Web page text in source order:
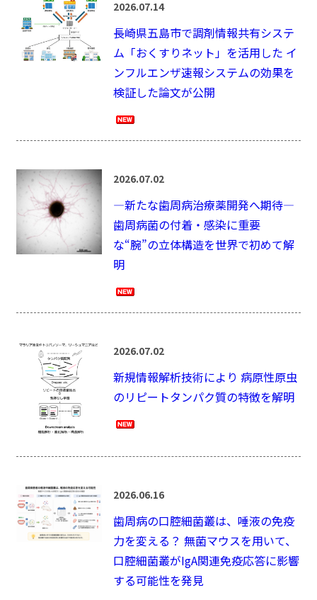
2026.07.14
長崎県五島市で調剤情報共有システ
ム「おくすりネット」を活用した イ
ンフルエンザ速報システムの効果を
検証した論文が公開
2026.07.02
―新たな歯周病治療薬開発へ期待―
歯周病菌の付着・感染に重要
な“腕”の立体構造を世界で初めて解
明
2026.07.02
新規情報解析技術により 病原性原虫
のリピートタンパク質の特徴を解明
2026.06.16
歯周病の口腔細菌叢は、唾液の免疫
力を変える？ 無菌マウスを用いて、
口腔細菌叢がIgA関連免疫応答に影響
する可能性を発見